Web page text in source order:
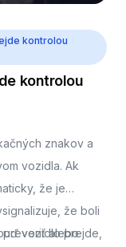
kontrolou
kontrolou
znakov a
vozidla. Ak
že je
že boli
preveriť alebo
vozidlo prejde,